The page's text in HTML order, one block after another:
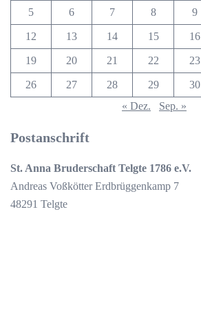
5 6 7 8 9
12 13 14 15 16
19 20 21 22 23
26 27 28 29 30
« Dez.
Sep. »
Postanschrift
St. Anna Bruderschaft Telgte 1786 e.V.
Andreas Voßkötter Erdbrüggenkamp 7
48291 Telgte